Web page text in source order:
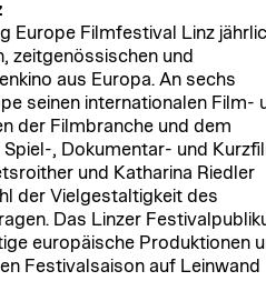
Europe Filmfestival Linz
zeitgenössischen und
aus Europa. An sechs
seinen internationalen Film-
der Filmbranche und dem
, Dokumentar- und
und Katharina Riedler
der Vielgestaltigkeit des
Das Linzer
europäische Produktionen
Festivalsaison auf Leinwand